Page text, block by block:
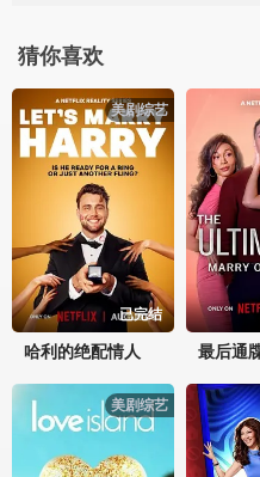
猜你喜欢
美剧综艺
已完结
哈利的绝配情人
美剧综艺